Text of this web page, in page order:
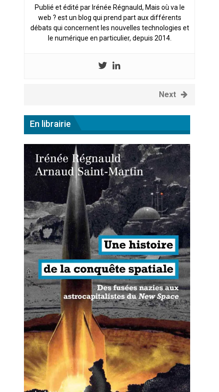
Publié et édité par Irénée Régnauld, Mais où va le
web ? est un blog qui prend part aux différents
débats qui concernent les nouvelles technologies et
le numérique en particulier, depuis 2014.
Next
En librairie